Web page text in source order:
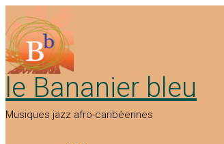
au
contenu
le Bananier bleu
Musiques jazz afro-caribéennes